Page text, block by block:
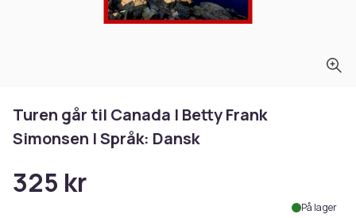
Turen går til Canada | Betty Frank
Simonsen | Språk: Dansk
325 kr
På lager